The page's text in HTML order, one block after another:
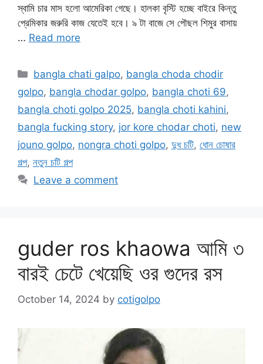
স্বামি চার মাস হলো আমেরিকা গেছে। হালকা বৃস্টি হচ্ছে বাইরে কিন্তু
প্রেমিকার জরুরি কাজ যেতেই হবে। ৯ টা বাজে সে পৌছল শিমুর বাসায়
… Read more
Categories
bangla chati galpo, bangla choda chodir
golpo, bangla chodar golpo, bangla choti 69,
bangla choti golpo 2025, bangla choti kahini,
bangla fucking story, jor kore chodar choti, new
jouno golpo, nongra choti golpo, দুধ চটি, ধোন চোষার
গল্প, নতুন চটি গল্প
Leave a comment
guder ros khaowa আমি ৩
বারই চেটে খেয়েছি ওর গুদের রস
October 14, 2024 by cotigolpo